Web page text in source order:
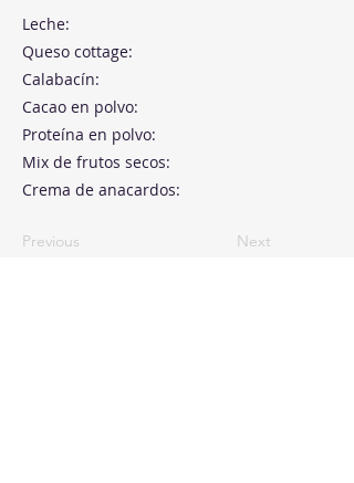
Leche:
Queso cottage:
Calabacín:
Cacao en polvo:
Proteína en polvo:
Mix de frutos secos:
Crema de anacardos:
Previous Next